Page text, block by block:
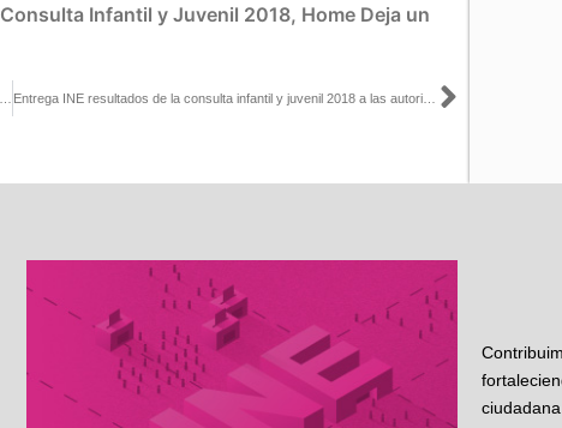
Consulta Infantil y Juvenil 2018, Home Deja un